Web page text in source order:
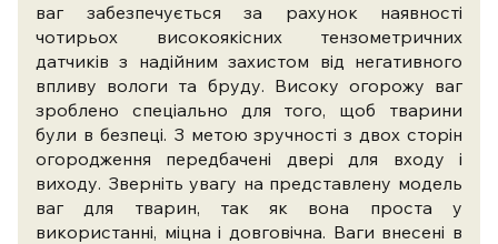
ваг забезпечується за рахунок наявності
чотирьох високоякісних тензометричних
датчиків з надійним захистом від негативного
впливу вологи та бруду. Високу огорожу ваг
зроблено спеціально для того, щоб тварини
були в безпеці. З метою зручності з двох сторін
огородження передбачені двері для входу і
виходу. Зверніть увагу на представлену модель
ваг для тварин, так як вона проста у
використанні, міцна і довговічна. Ваги внесені в